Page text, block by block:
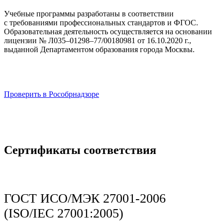
Учебные программы разработаны в соответствии
с требованиями профессиональных стандартов и ФГОС.
Образовательная деятельность осуществляется на основании
лицензии № Л035–01298–77/00180981 от 16.10.2020 г.,
выданной Департаментом образования города Москвы.
Проверить в Рособрнадзоре
Сертификаты соответствия
ГОСТ ИСО/МЭК 27001-2006
(ISO/IEC 27001:2005)